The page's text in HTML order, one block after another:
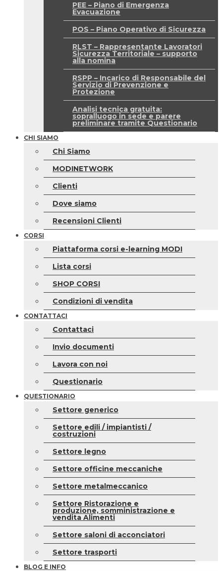
PEE – Piano di Emergenza
Evacuazione
POS – Piano Operativo di Sicurezza
RLST – Rappresentante Lavoratori
Sicurezza Territoriale – supporto
alla nomina
RSPP – Incarico di Responsabile del
Servizio di Prevenzione e
Protezione
Analisi tecnica gratuita:
sopralluogo in sede e parere
preliminare tramite Questionario
CHI SIAMO
Chi Siamo
MODINETWORK
Clienti
Dove siamo
Recensioni Clienti
CORSI
Piattaforma corsi e-learning MODI
Lista corsi
SHOP CORSI
Condizioni di vendita
CONTATTACI
Contattaci
Invio documenti
Lavora con noi
Questionario
QUESTIONARIO
Settore generico
Settore edili / impiantisti /
costruzioni
Settore legno
Settore officine meccaniche
Settore metalmeccanico
Settore Ristorazione e
produzione, somministrazione e
vendita Alimenti
Settore saloni di acconciatori
Settore trasporti
BLOG E INFO